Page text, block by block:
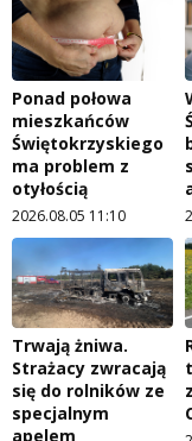
Ponad połowa
mieszkańców
Świętokrzyskiego
ma problem z
otyłością
2026.08.05 11:10
Trwają żniwa.
Strażacy zwracają
się do rolników ze
specjalnym
apelem